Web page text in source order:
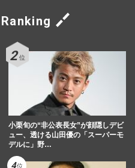
小栗旬の“非公表長女”が顔隠しデビ
ュー、透ける山田優の「スーパーモ
デルに」野…